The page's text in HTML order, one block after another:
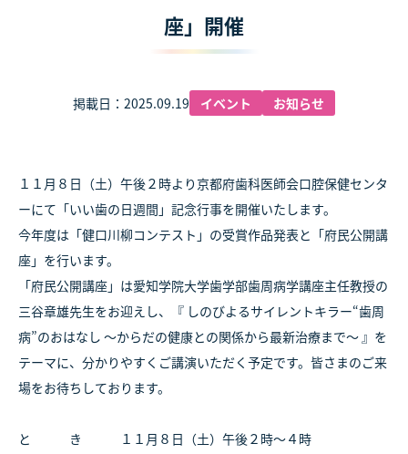
座」開催
掲載日：2025.09.19 イベント お知らせ
１１月８日（土）午後２時より京都府歯科医師会口腔保健センタ
ーにて「いい歯の日週間」記念行事を開催いたします。
今年度は「健口川柳コンテスト」の受賞作品発表と「府民公開講
座」を行います。
「府民公開講座」は愛知学院大学歯学部歯周病学講座主任教授の
三谷章雄先生をお迎えし、『 しのびよるサイレントキラー“歯周
病”のおはなし 〜からだの健康との関係から最新治療まで〜 』を
テーマに、分かりやすくご講演いただく予定です。皆さまのご来
場をお待ちしております。
と き １１月８日（土）午後２時～４時